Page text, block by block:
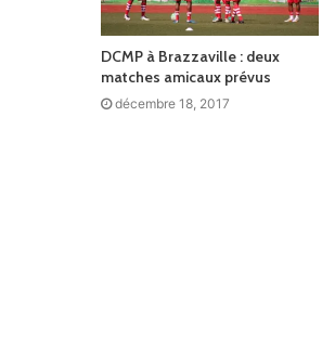
DCMP à Brazzaville : deux
matches amicaux prévus
décembre 18, 2017